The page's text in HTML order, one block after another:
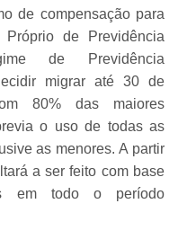
de compensação para
de Previdência
de Previdência
migrar até 30 de
80% das maiores
o uso de todas as
as menores. A partir
a ser feito com base
em todo o período